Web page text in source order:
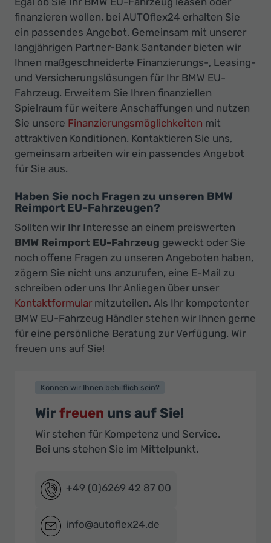
finanzieren wollen, bei AUTOflex24 erhalten Sie
ein passendes Angebot. Gemeinsam mit unserer
langjährigen Partner-Bank Santander bieten wir
Ihnen maßgeschneiderte Finanzierungs-, Leasing-
und Versicherungslösungen für Ihr BMW EU-
Fahrzeug. Erweitern Sie Ihren finanziellen
Spielraum für weitere Anschaffungen und nutzen
Sie unsere Finanzierungsmöglichkeiten mit
attraktiven Konditionen. Kontaktieren Sie uns,
gemeinsam arbeiten wir ein passendes Angebot
für Sie aus.
Haben Sie noch Fragen zu unseren BMW
Reimport EU-Fahrzeugen?
Sollten wir Ihr Interesse an einem preiswerten
BMW Reimport EU-Fahrzeug geweckt oder Sie
noch offene Fragen zu unseren Angeboten haben,
zögern Sie nicht uns anzurufen, eine E-Mail zu
schreiben oder uns Ihr Anliegen über unser
Kontaktformular mitzuteilen. Als Ihr kompetenter
BMW EU-Fahrzeug Händler stehen wir Ihnen gerne
für eine persönliche Beratung zur Verfügung. Wir
freuen uns auf Sie!
Können wir Ihnen behilflich sein?
Wirfreuen uns auf Sie!
Wir stehen für Kompetenz und Service.
Bei uns stehen Sie im Mittelpunkt.
+49 (0)6269 42 87 00
info@autoflex24.de